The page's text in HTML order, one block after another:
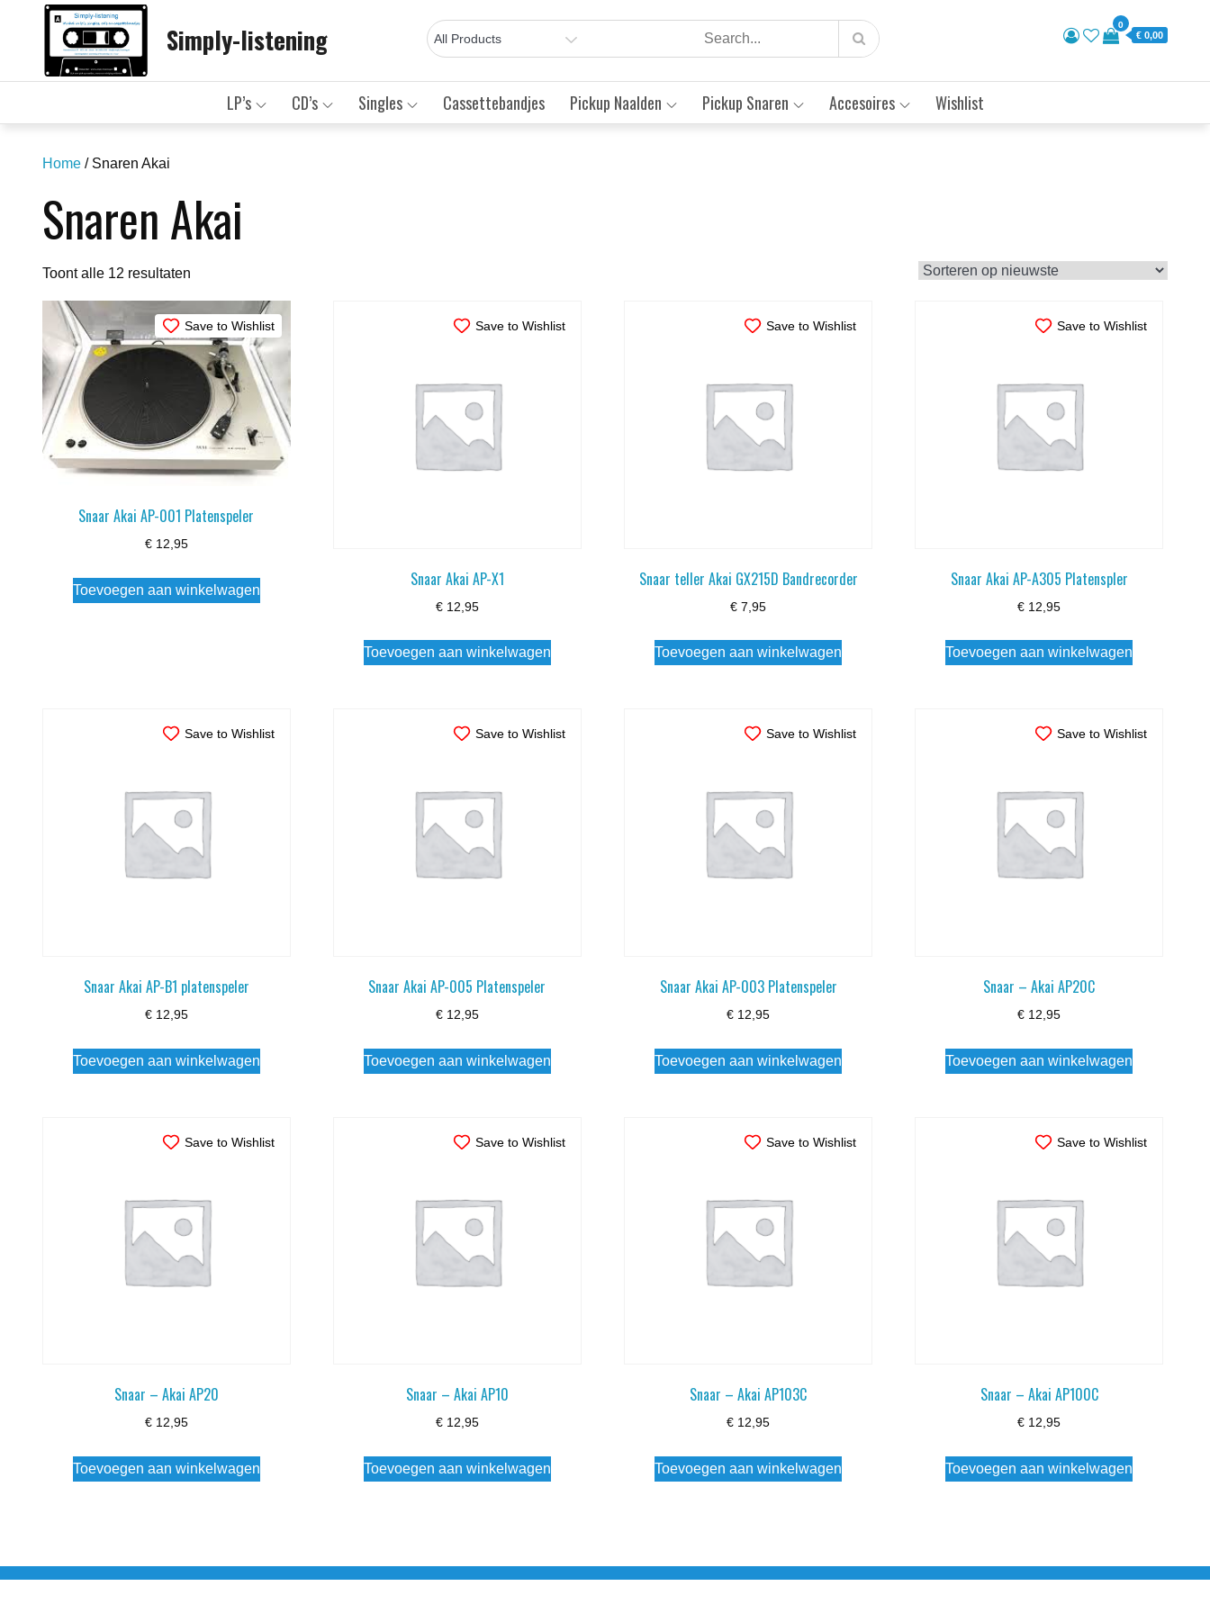
Simply-listening 0
€ 0,00
LP’s CD’s Singles Cassettebandjes Pickup Naalden Pickup Snaren Accesoires Wishlist
Home / Snaren Akai
Snaren Akai
Toont alle 12 resultaten
op
nieuwste
Save to Wishlist
Snaar Akai AP-001 Platenspeler
€12,95
Toevoegen aan winkelwagen
Save to Wishlist
Snaar Akai AP-X1
€12,95
Toevoegen aan winkelwagen
Save to Wishlist
Snaar teller Akai GX215D Bandrecorder
€ 7,95
Toevoegen aan winkelwagen
Save to Wishlist
Snaar Akai AP-A305 Platenspler
€ 12,95
Toevoegen aan winkelwagen
Save to Wishlist
Snaar Akai AP-B1 platenspeler
€12,95
Toevoegen aan winkelwagen
Save to Wishlist
Snaar Akai AP-005 Platenspeler
€12,95
Toevoegen aan winkelwagen
Save to Wishlist
Snaar Akai AP-003 Platenspeler
€ 12,95
Toevoegen aan winkelwagen
Save to Wishlist
Snaar – Akai AP20C
€ 12,95
Toevoegen aan winkelwagen
Save to Wishlist
Snaar – Akai AP20
€12,95
Toevoegen aan winkelwagen
Save to Wishlist
Snaar – Akai AP10
€12,95
Toevoegen aan winkelwagen
Save to Wishlist
Snaar – Akai AP103C
€ 12,95
Toevoegen aan winkelwagen
Save to Wishlist
Snaar – Akai AP100C
€ 12,95
Toevoegen aan winkelwagen